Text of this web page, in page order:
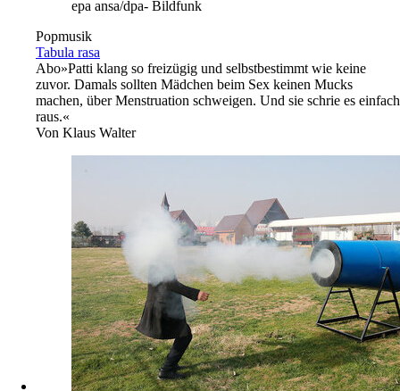
epa ansa/dpa- Bildfunk
Popmusik
Tabula rasa
Abo»Patti klang so freizügig und selbstbestimmt wie keine
zuvor. Damals sollten Mädchen beim Sex keinen Mucks
machen, über Menstruation schweigen. Und sie schrie es einfach
raus.«
Von Klaus Walter